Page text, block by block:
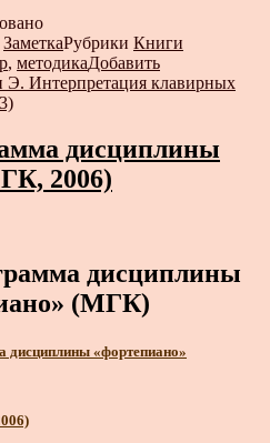
ЗаметкаРубрики Книги
, методикаДобавить
Э. Интерпретация клавирных
дисциплины
2006)
дисциплины
(МГК)
дисциплины «фортепиано»